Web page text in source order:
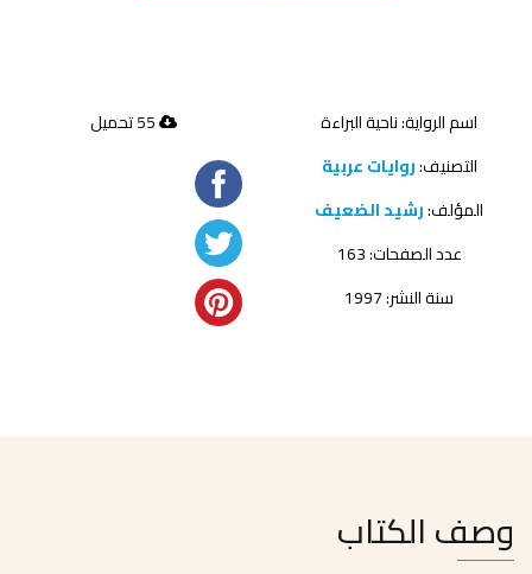
اسم الرواية: ناحية البراءة
التصنيف:روايات عربية
المؤلف:رشيد الضعيف
عدد الصفحات: 163
سنة النشر: 1997
وصف الكتاب